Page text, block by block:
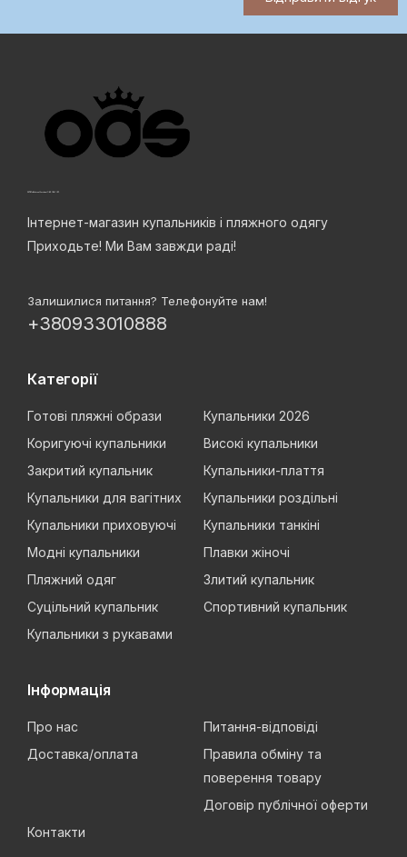
Інтернет-магазин купальників і пляжного одягу
Приходьте! Ми Вам завжди раді!
Залишилися питання? Телефонуйте нам!
+380933010888
Категорії
Готові пляжні образи
Купальники 2026
Коригуючі купальники
Високі купальники
Закритий купальник
Купальники-плаття
Купальники для вагітних
Купальники роздільні
Купальники приховуючі
Купальники танкіні
Модні купальники
Плавки жіночі
Пляжний одяг
Злитий купальник
Суцільний купальник
Спортивний купальник
Купальники з рукавами
Інформація
Про нас
Питання-відповіді
Доставка/оплата
Правила обміну та
поверення товару
Договір публічної оферти
Контакти